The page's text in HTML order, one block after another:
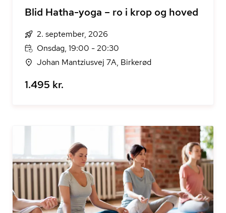
Blid Hatha-yoga – ro i krop og hoved
2. september, 2026
Onsdag, 19:00 - 20:30
Johan Mantziusvej 7A, Birkerød
1.495 kr.